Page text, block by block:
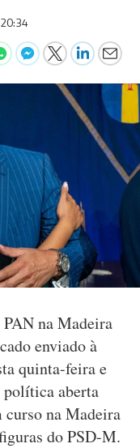
20:34
na Madeira
enviado à
quinta-feira e
política aberta
na Madeira
do PSD-M.